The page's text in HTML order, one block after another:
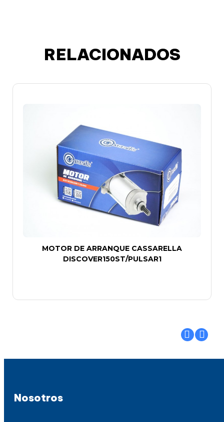
RELACIONADOS
MOTOR DE ARRANQUE CASSARELLA
DISCOVER150ST/PULSAR1
Nosotros